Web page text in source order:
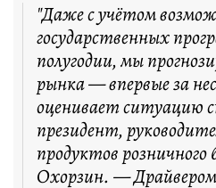
"Даже с учётом
государственных
полугодии, мы
рынка — впервые за
оценивает ситуацию
президент,
продуктов розничного
Охорзин. —